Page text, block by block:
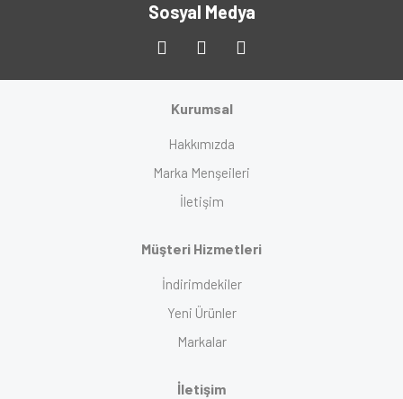
Sosyal Medya
Kurumsal
Hakkımızda
Marka Menşeileri
İletişim
Müşteri Hizmetleri
İndirimdekiler
Yeni Ürünler
Markalar
İletişim